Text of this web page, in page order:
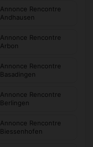
Annonce Rencontre
Andhausen
Annonce Rencontre
Arbon
Annonce Rencontre
Basadingen
Annonce Rencontre
Berlingen
Annonce Rencontre
Biessenhofen